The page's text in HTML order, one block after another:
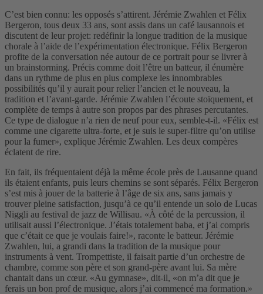
C’est bien connu: les opposés s’attirent. Jérémie Zwahlen et Félix
Bergeron, tous deux 33 ans, sont assis dans un café lausannois et
discutent de leur projet: redéfinir la longue tradition de la musique
chorale à l’aide de l’expérimentation électronique. Félix Bergeron
profite de la conversation née autour de ce portrait pour se livrer à
un brainstorming. Précis comme doit l’être un batteur, il énumère
dans un rythme de plus en plus complexe les innombrables
possibilités qu’il y aurait pour relier l’ancien et le nouveau, la
tradition et l’avant-garde. Jérémie Zwahlen l’écoute stoïquement, et
complète de temps à autre son propos par des phrases percutantes.
Ce type de dialogue n’a rien de neuf pour eux, semble-t-il. «Félix est
comme une cigarette ultra-forte, et je suis le super-filtre qu’on utilise
pour la fumer», explique Jérémie Zwahlen. Les deux compères
éclatent de rire.
En fait, ils fréquentaient déjà la même école près de Lausanne quand
ils étaient enfants, puis leurs chemins se sont séparés. Félix Bergeron
s’est mis à jouer de la batterie à l’âge de six ans, sans jamais y
trouver pleine satisfaction, jusqu’à ce qu’il entende un solo de Lucas
Niggli au festival de jazz de Willisau. «À côté de la percussion, il
utilisait aussi l’électronique. J’étais totalement baba, et j’ai compris
que c’était ce que je voulais faire!», raconte le batteur. Jérémie
Zwahlen, lui, a grandi dans la tradition de la musique pour
instruments à vent. Trompettiste, il faisait partie d’un orchestre de
chambre, comme son père et son grand-père avant lui. Sa mère
chantait dans un cœur. «Au gymnase», dit-il, «on m’a dit que je
ferais un bon prof de musique, alors j’ai commencé ma formation.»